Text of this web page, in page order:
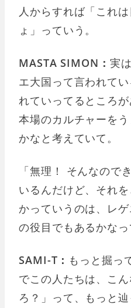
人からすれば「これ
ょ」っていう。
MASTA SIMON： 実
エ大国って言われて
れていってるところ
本場のカルチャーを
かなと考えていて。
「無理！ そんなので
いるんだけど、それ
かっていうのは、レ
の役目でもあるかなっ
SAMI-T： もっと掘っ
でこの人たちは、こ
ろ？」って、もっと